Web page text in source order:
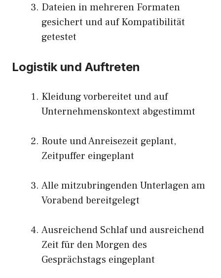
Dateien in mehreren Formaten
gesichert und auf Kompatibilität
getestet
Logistik und Auftreten
Kleidung vorbereitet und auf
Unternehmenskontext abgestimmt
Route und Anreisezeit geplant,
Zeitpuffer eingeplant
Alle mitzubringenden Unterlagen am
Vorabend bereitgelegt
Ausreichend Schlaf und ausreichend
Zeit für den Morgen des
Gesprächstags eingeplant